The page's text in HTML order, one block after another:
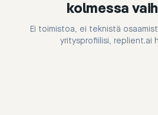
kolmessa
Ei toimistoa, ei teknistä
yritysprofiilisi, replient.ai